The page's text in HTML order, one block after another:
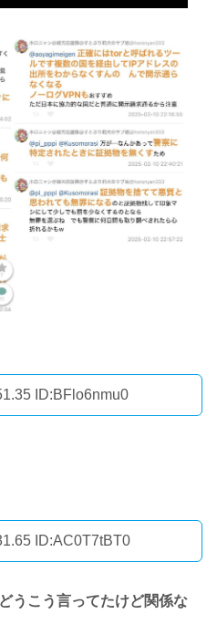
ID:BFlo6nmu0
ID:AC0T7tBT0
うこう言ってたけど関係な